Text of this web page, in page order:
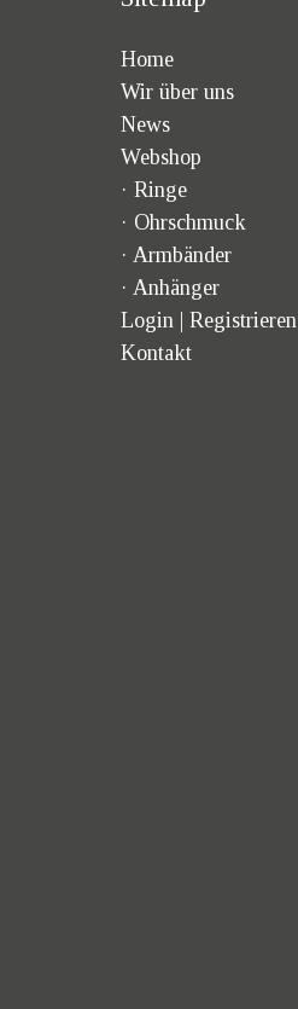
Home
Wir über uns
News
Webshop
· Ringe
· Ohrschmuck
· Armbänder
· Anhänger
Login | Registrieren
Kontakt